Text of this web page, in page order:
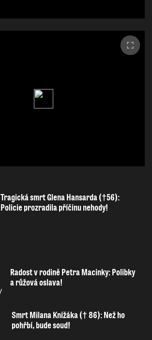
Tragická smrt Glena Hansarda (†56):
Policie prozradila příčinu nehody!
Radost v rodině Petra Macinky: Polibky
a růžová oslava!
Smrt Milana Knížáka († 86): Než ho
pohřbí, bude soud!